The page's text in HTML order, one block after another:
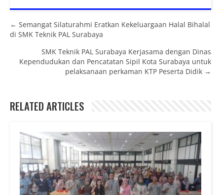
Posts navigation
← Semangat Silaturahmi Eratkan Kekeluargaan Halal Bihalal
di SMK Teknik PAL Surabaya
SMK Teknik PAL Surabaya Kerjasama dengan Dinas
Kependudukan dan Pencatatan Sipil Kota Surabaya untuk
pelaksanaan perkaman KTP Peserta Didik →
RELATED ARTICLES